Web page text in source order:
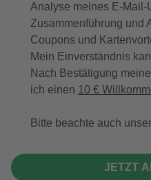
Analyse meines E-Mail-
Zusammenführung und
Coupons und
Mein Einverständnis
Nach Bestätigung
ich einen 10 €
Bitte beachte auch
JETZT